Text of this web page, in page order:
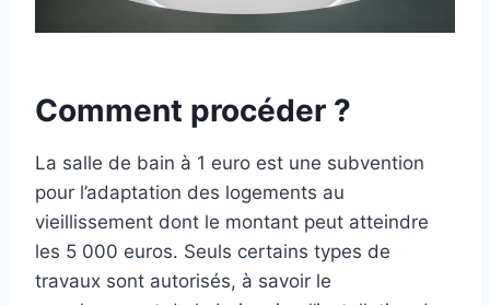
Comment procéder ?
La salle de bain à 1 euro est une subvention
pour l’adaptation des logements au
vieillissement dont le montant peut atteindre
les 5 000 euros. Seuls certains types de
travaux sont autorisés, à savoir le